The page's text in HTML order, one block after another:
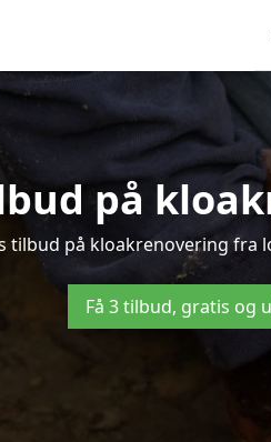
på
tilbud på kloakrenovering
Få 3 tilbud, gratis og